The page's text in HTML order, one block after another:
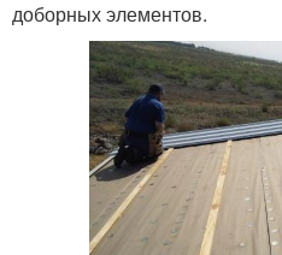
доборных элементов.